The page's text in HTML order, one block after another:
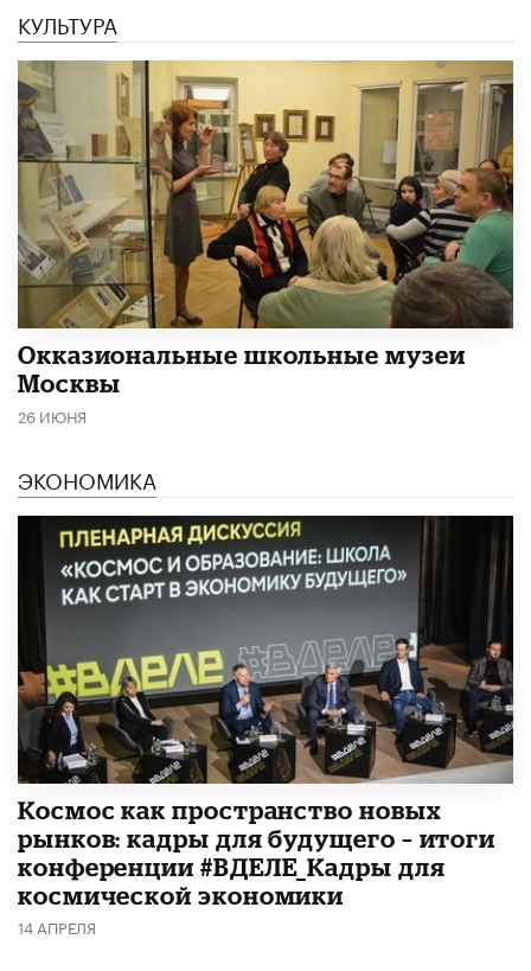
КУЛЬТУРА
​Окказиональные школьные музеи
Москвы
26 ИЮНЯ
ЭКОНОМИКА
Космос как пространство новых
рынков: кадры для будущего – итоги
конференции #ВДЕЛЕ_Кадры для
космической экономики
14 АПРЕЛЯ